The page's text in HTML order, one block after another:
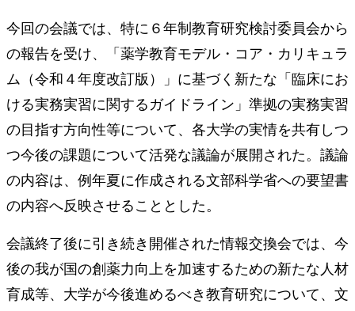
今回の会議では、特に６年制教育研究検討委員会から
の報告を受け、「薬学教育モデル・コア・カリキュラ
ム（令和４年度改訂版）」に基づく新たな「臨床にお
ける実務実習に関するガイドライン」準拠の実務実習
の目指す方向性等について、各大学の実情を共有しつ
つ今後の課題について活発な議論が展開された。議論
の内容は、例年夏に作成される文部科学省への要望書
の内容へ反映させることとした。
会議終了後に引き続き開催された情報交換会では、今
後の我が国の創薬力向上を加速するための新たな人材
育成等、大学が今後進めるべき教育研究について、文